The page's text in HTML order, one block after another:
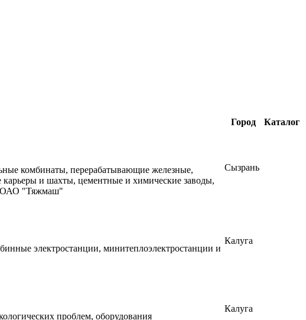
Город Каталог
комбинаты, перерабатывающие железные,
и шахты, цементные и химические заводы,
ОАО "Тяжмаш"
Сызрань
электростанции, минитеплоэлектростанции и
Калуга
проблем, оборудования
Калуга